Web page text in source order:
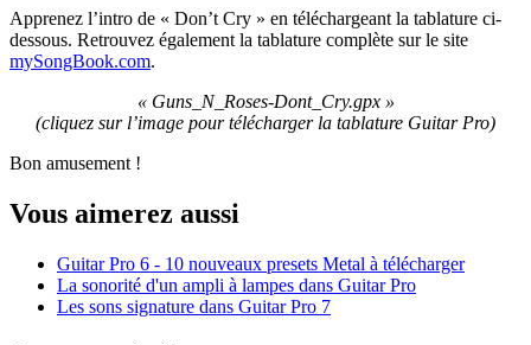
Apprenez l’intro de « Don’t Cry » en téléchargeant la tablature ci-
dessous. Retrouvez également la tablature complète sur le site
mySongBook.com.
« Guns_N_Roses-Dont_Cry.gpx »
(cliquez sur l’image pour télécharger la tablature Guitar Pro)
Bon amusement !
Vous aimerez aussi
Guitar Pro 6 - 10 nouveaux presets Metal à télécharger
La sonorité d'un ampli à lampes dans Guitar Pro
Les sons signature dans Guitar Pro 7